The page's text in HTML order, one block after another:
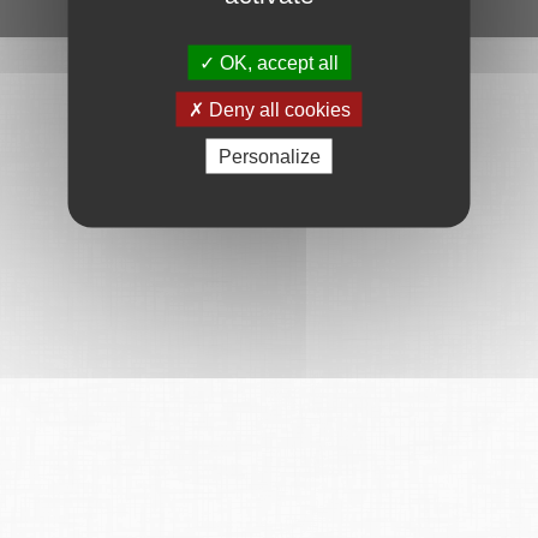
OK, accept all
Deny all cookies
Personalize
Ce service est proposé par